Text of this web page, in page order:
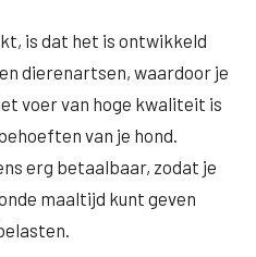
is dat het is ontwikkeld
dierenartsen, waardoor je
voer van hoge kwaliteit is
van je hond.
erg betaalbaar, zodat je
maaltijd kunt geven